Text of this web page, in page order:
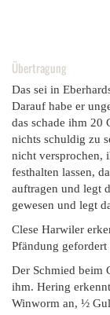
Übertragung
Das sei in
Darauf habe er
das schade ihm 20
nichts schuldig zu
nicht versprochen,
festhalten lassen,
auftragen und legt
gewesen und legt
Clese Harwiler
Pfändung
Der Schmied beim
ihm. Hering
Winworm an, ½